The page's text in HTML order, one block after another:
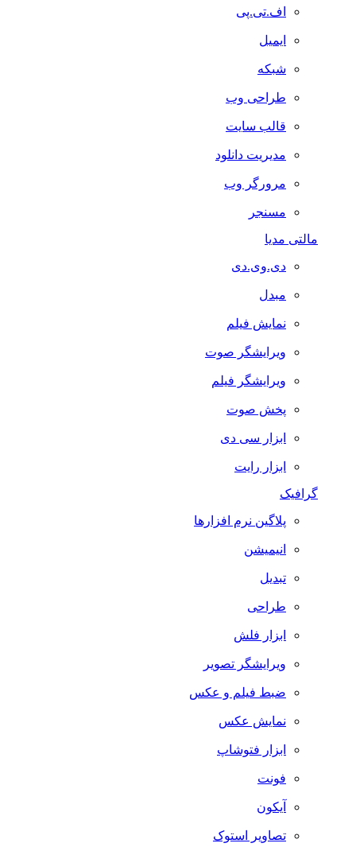
اف.تی.پی
ایمیل
شبکه
طراحی وب
قالب سایت
مدیریت دانلود
مرورگر وب
مسنجر
مالتی مدیا
دی.وی.دی
مبدل
نمایش فیلم
ویرایشگر صوت
ویرایشگر فیلم
پخش صوت
ابزار سی دی
ابزار رایت
گرافیک
پلاگین نرم افزارها
انیمیشن
تبدیل
طراحی
ابزار فلش
ویرایشگر تصویر
ضبط فيلم و عكس
نمایش عکس
ابزار فتوشاپ
فونت
آیکون
تصاویر استوک